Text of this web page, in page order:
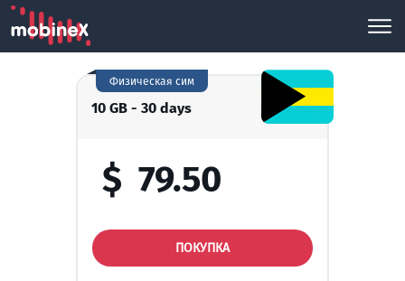
10 GB - 30 days
Физическая сим
$ 79.50
ПОКУПКА